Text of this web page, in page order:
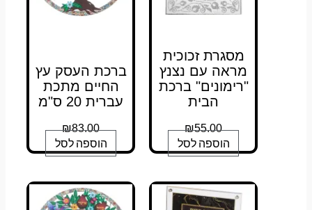
מסגרת זכוכית
מראה עם נצנץ
"רימונים" ברכת
הבית
₪55.00
הוספה לסל
ברכת העסק עץ
החיים מתכת
עברית 20 ס"מ
₪83.00
הוספה לסל